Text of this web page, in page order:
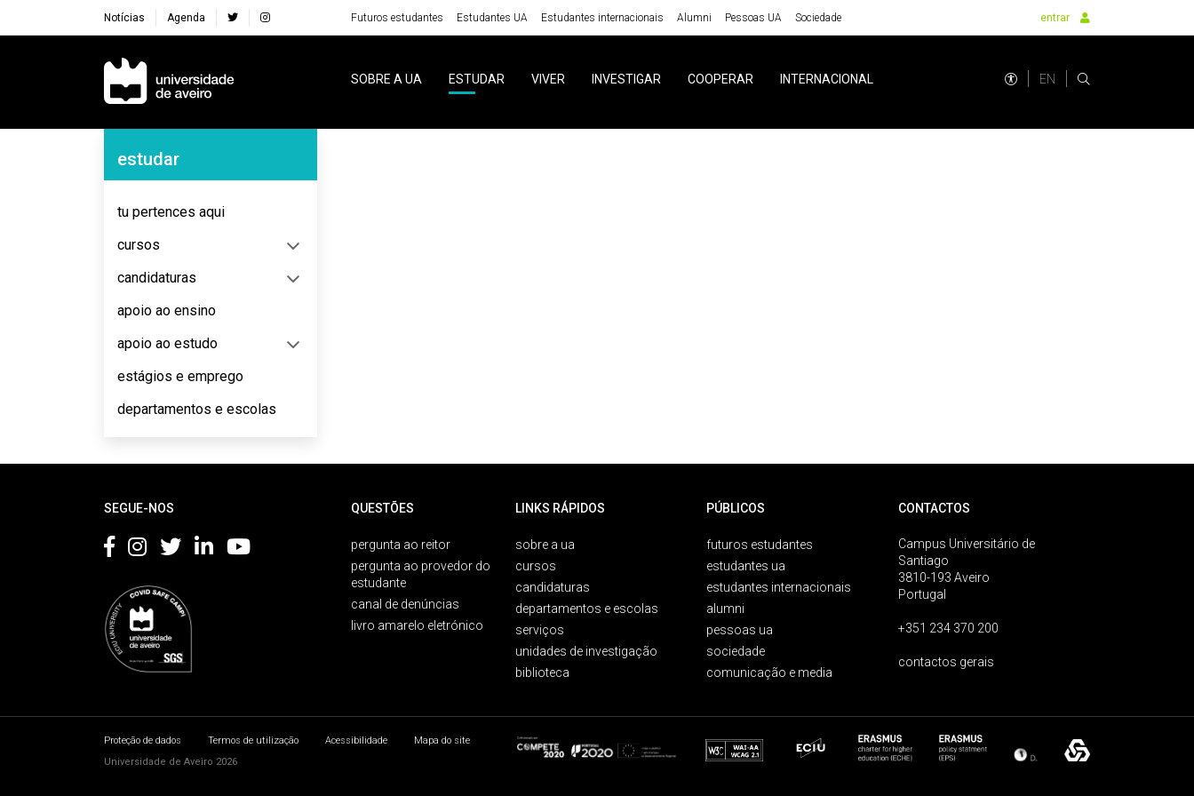
Notícias Agenda Futuros estudantes Estudantes UA Estudantes internacionais Alumni Pessoas UA Sociedade entrar
Navegação Principal
SOBRE A UA ESTUDAR VIVER INVESTIGAR COOPERAR INTERNACIONAL EN
Navegação Lateral
estudar
tu pertences aqui
cursos
candidaturas
apoio ao ensino
apoio ao estudo
estágios e emprego
departamentos e escolas
SEGUE-NOS QUESTÕES
pergunta ao reitor
pergunta ao provedor do
estudante
canal de denúncias
livro amarelo eletrónico
LINKS RÁPIDOS
sobre a ua
cursos
candidaturas
departamentos e escolas
serviços
unidades de investigação
biblioteca
PÚBLICOS
futuros estudantes
estudantes ua
estudantes internacionais
alumni
pessoas ua
sociedade
comunicação e media
CONTACTOS
Campus Universitário de
Santiago
3810-193 Aveiro
Portugal
+351 234 370 200
contactos gerais
Proteção de dados Termos de utilização Acessibilidade
Mapa do site
Universidade de Aveiro 2026